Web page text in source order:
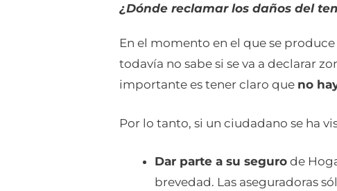
¿Dónde reclamar los daños del
En el momento en el que se
todavía no sabe si se va a declarar
importante es tener claro que no
Por lo tanto, si un ciudadano se ha
Dar parte a su seguro de
brevedad. Las aseguradoras